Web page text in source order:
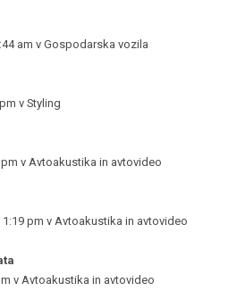
am vGospodarska vozila
v Styling
v Avtoakustika in avtovideo
1:19 pm vAvtoakustika in avtovideo
v Avtoakustika in avtovideo